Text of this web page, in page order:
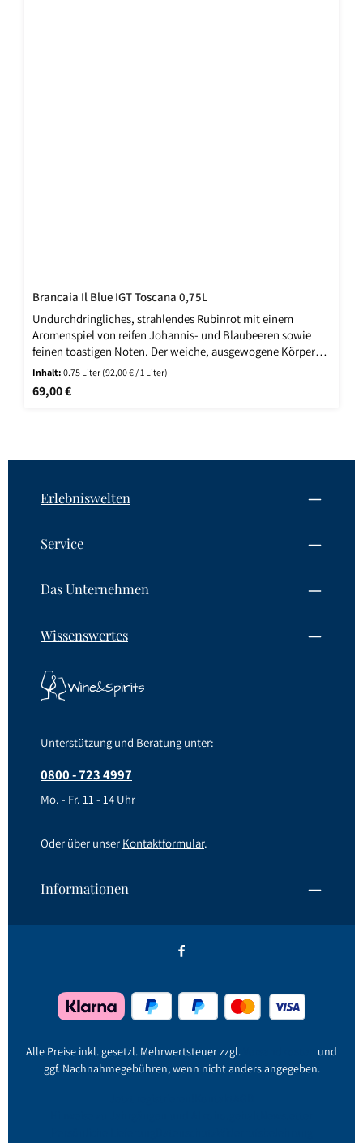
Brancaia Il Blue IGT Toscana 0,75L
Undurchdringliches, strahlendes Rubinrot mit einem
Aromenspiel von reifen Johannis- und Blaubeeren sowie
feinen toastigen Noten. Der weiche, ausgewogene Körper
bietet ein vollendetes Wechselspiel zwischen der
hervorragenden Tanninstruktur und der
Alkoholkomponente. Im höchst überzeugenden Finale
Inhalt:0.75 Liter (92,00 € / 1 Liter)
Regulärer Preis:
69,00 €
Erlebniswelten
Service
Das Unternehmen
Wissenswertes
Unterstützung und Beratung unter:
0800 - 723 4997
Mo. - Fr. 11 - 14 Uhr
Oder über unser Kontaktformular.
Informationen
Alle Preise inkl. gesetzl. Mehrwertsteuer zzgl.
und
ggf. Nachnahmegebühren, wenn nicht anders angegeben.